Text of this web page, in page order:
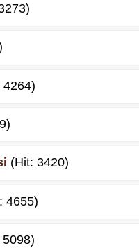
4264)
(Hit: 3420)
4655)
5098)